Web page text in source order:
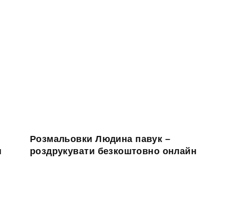
Розмальовки Людина павук –
роздрукувати безкоштовно онлайн